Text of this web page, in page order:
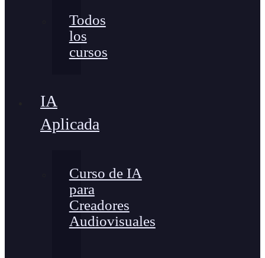
Todos
los
cursos
IA
Aplicada
Curso de IA
para
Creadores
Audiovisuales